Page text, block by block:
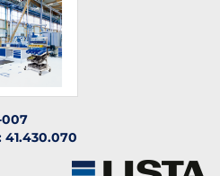
007